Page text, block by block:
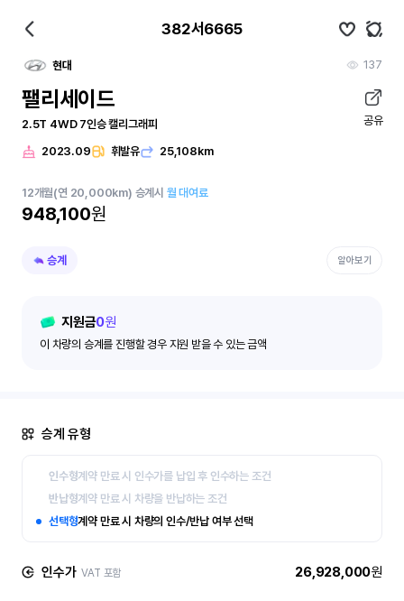
382서6665
현대 137
팰리세이드
2.5T 4WD 7인승 캘리그래피 공유
2023.09 휘발유 25,108km
12개월(연 20,000km) 승계시 월 대여료
948,100원
승계 알아보기
지원금0원
이 차량의 승계를 진행할 경우 지원 받을 수 있는 금액
승계 유형
인수형계약 만료 시 인수가를 납입 후 인수하는 조건
반납형계약 만료 시 차량을 반납하는 조건
선택형계약 만료 시 차량의 인수/반납 여부 선택
인수가 VAT 포함 26,928,000원